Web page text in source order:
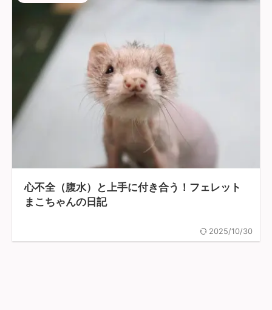
心不全（腹水）と上手に付き合う！フェレット
まこちゃんの日記
2025/10/30